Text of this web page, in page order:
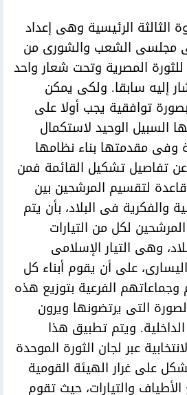
الثالثة الرئيسية وهى إعداد
مجلسى الشعب والشورى من
المصرية وتحت شعار واحد
إليه سابقا. ولكى يمكن
توافقية يجب أولا على
السبيل الوحيد لاستكمال
وفى مقدمتها بناء نظامها
تفاصيل تشكيل القائمة فمن
لتقسيم المرشحين بين
والفكرية فى البلاد، بأن يتم
المرشحين لكل من التيارات
وهى التيار الإسلامى
على أن يقوم أبناء كل
وجماعاتهم الفرعية بتوزيع هذه
التى يرتضونها ويرون
ويتم تطبيق هذا
عبر لجان الثورة الموحدة
على غرار الهيئة القومية
والتيارات، حيث تقوم